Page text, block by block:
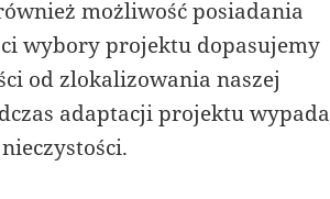
możliwość posiadania
wybory projektu dopasujemy
od zlokalizowania naszej
adaptacji projektu wypada